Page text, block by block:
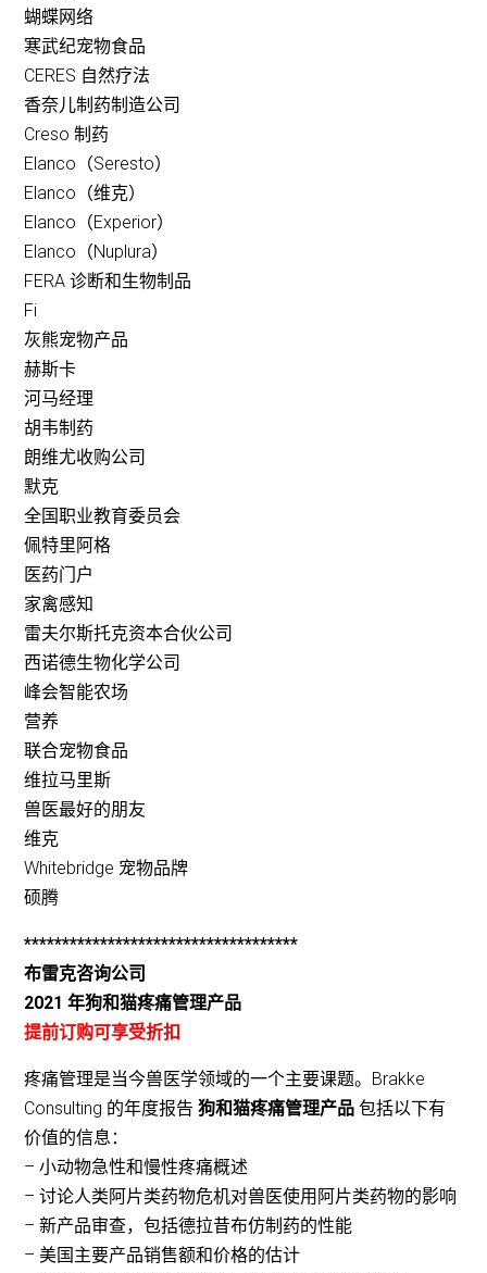
蝴蝶网络
寒武纪宠物食品
CERES 自然疗法
香奈儿制药制造公司
Creso 制药
Elanco（Seresto）
Elanco（维克）
Elanco（Experior）
Elanco（Nuplura）
FERA 诊断和生物制品
Fi
灰熊宠物产品
赫斯卡
河马经理
胡韦制药
朗维尤收购公司
默克
全国职业教育委员会
佩特里阿格
医药门户
家禽感知
雷夫尔斯托克资本合伙公司
西诺德生物化学公司
峰会智能农场
营养
联合宠物食品
维拉马里斯
兽医最好的朋友
维克
Whitebridge 宠物品牌
硕腾
************************************
布雷克咨询公司
2021 年狗和猫疼痛管理产品
提前订购可享受折扣
疼痛管理是当今兽医学领域的一个主要课题。Brakke
Consulting 的年度报告狗和猫疼痛管理产品包括以下有
价值的信息：
– 小动物急性和慢性疼痛概述
– 讨论人类阿片类药物危机对兽医使用阿片类药物的影响
– 新产品审查，包括德拉昔布仿制药的性能
– 美国主要产品销售额和价格的估计